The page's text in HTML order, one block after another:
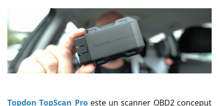
Topdon TopScan Proeste un scanner OBD2 conceput